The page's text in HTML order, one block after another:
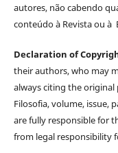
autores, não cabendo
conteúdo à Revista ou à
Declaration of
their authors, who may
always citing the
Filosofia, volume, issue,
are fully responsible for
from legal responsibility